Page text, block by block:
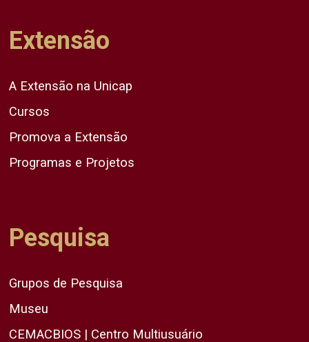
Extensão
A Extensão na Unicap
Cursos
Promova a Extensão
Programas e Projetos
Pesquisa
Grupos de Pesquisa
Museu
CEMACBIOS | Centro Multiusuário